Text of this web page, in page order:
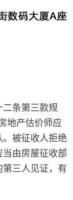
二条第三款规
地产估价师应
。被征收人拒绝
由房屋征收部
三人见证，有